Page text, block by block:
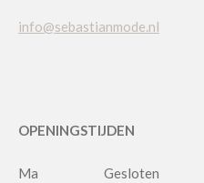
info@sebastianmode.nl
OPENINGSTIJDEN
Ma
Gesloten